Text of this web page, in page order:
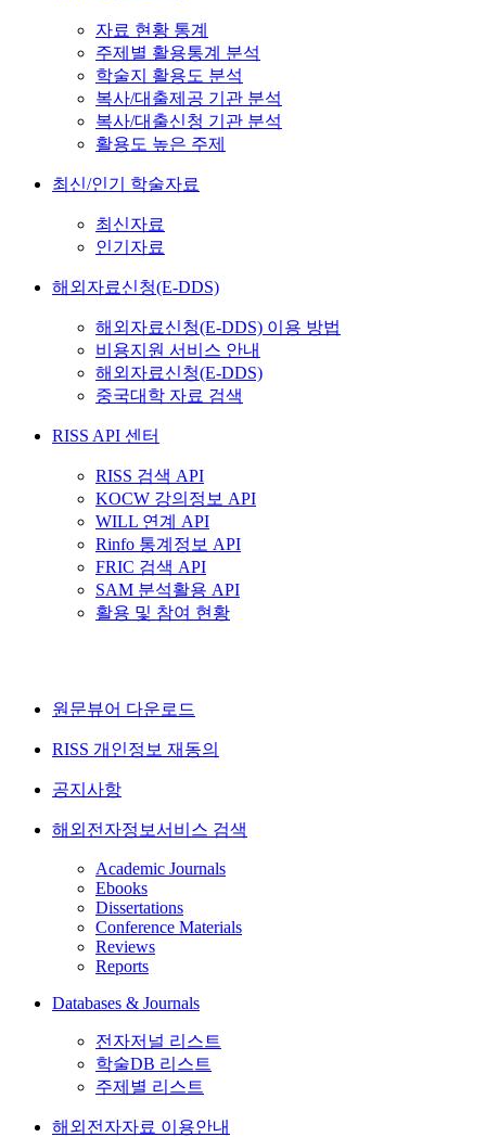
자료 현황 통계
주제별 활용통계 분석
학술지 활용도 분석
복사/대출제공 기관 분석
복사/대출신청 기관 분석
활용도 높은 주제
최신/인기 학술자료
최신자료
인기자료
해외자료신청(E-DDS)
해외자료신청(E-DDS) 이용 방법
비용지원 서비스 안내
해외자료신청(E-DDS)
중국대학 자료 검색
RISS API 센터
RISS 검색 API
KOCW 강의정보 API
WILL 연계 API
Rinfo 통계정보 API
FRIC 검색 API
SAM 분석활용 API
활용 및 참여 현황
원문뷰어 다운로드
RISS 개인정보 재동의
공지사항
해외전자정보서비스 검색
Academic Journals
Ebooks
Dissertations
Conference Materials
Reviews
Reports
Databases & Journals
전자저널 리스트
학술DB 리스트
주제별 리스트
해외전자자료 이용안내